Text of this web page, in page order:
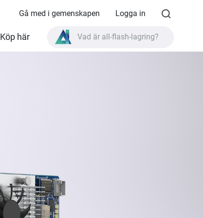
Gå med i gemenskapen Logga in
Köp här Vad är all-flash-lagring?